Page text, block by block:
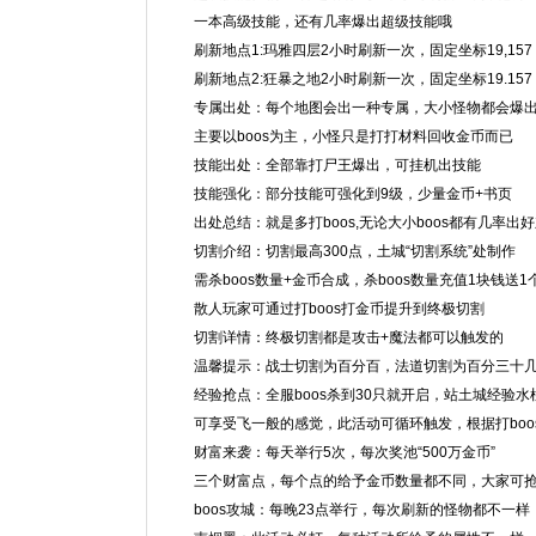
一本高级技能，还有几率爆出超级技能哦
刷新地点1:玛雅四层2小时刷新一次，固定坐标19,157
刷新地点2:狂暴之地2小时刷新一次，固定坐标19.157
专属出处：每个地图会出一种专属，大小怪物都会爆出
主要以boos为主，小怪只是打打材料回收金币而已
技能出处：全部靠打尸王爆出，可挂机出技能
技能强化：部分技能可强化到9级，少量金币+书页
出处总结：就是多打boos,无论大小boos都有几率出
切割介绍：切割最高300点，土城“切割系统”处制作
需杀boos数量+金币合成，杀boos数量充值1块钱送1
散人玩家可通过打boos打金币提升到终极切割
切割详情：终极切割都是攻击+魔法都可以触发的
温馨提示：战士切割为百分百，法道切割为百分三十
经验抢点：全服boos杀到30只就开启，站土城经验水
可享受飞一般的感觉，此活动可循环触发，根据打
财富来袭：每天举行5次，每次奖池“500万金币”
三个财富点，每个点的给予金币数量都不同，大家可
boos攻城：每晚23点举行，每次刷新的怪物都不一样